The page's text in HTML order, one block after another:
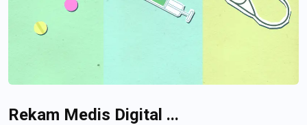
Rekam Medis Digital ...